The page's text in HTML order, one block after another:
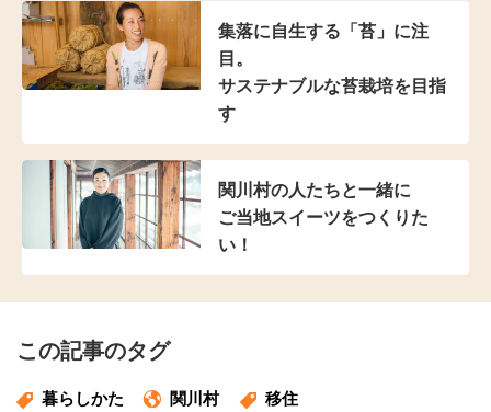
集落に自生する「苔」に注
目。
サステナブルな苔栽培を目指
す
関川村の人たちと一緒に
ご当地スイーツをつくりた
い！
この記事のタグ
暮らしかた 関川村 移住